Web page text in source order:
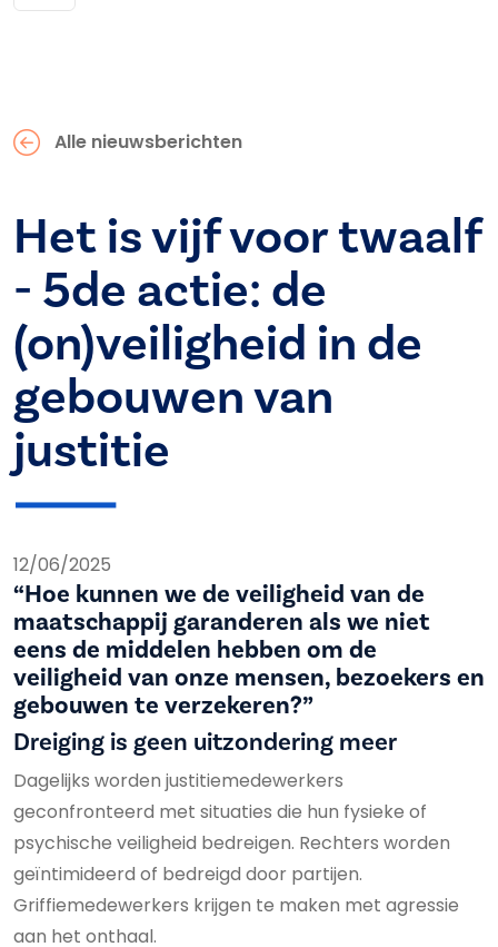
Alle nieuwsberichten
Het is vijf voor twaalf
- 5de actie: de
(on)veiligheid in de
gebouwen van
justitie
12/06/2025
“Hoe kunnen we de veiligheid van de
maatschappij garanderen als we niet
eens de middelen hebben om de
veiligheid van onze mensen, bezoekers en
gebouwen te verzekeren?”
Dreiging is geen uitzondering meer
Dagelijks worden justitiemedewerkers
geconfronteerd met situaties die hun fysieke of
psychische veiligheid bedreigen. Rechters worden
geïntimideerd of bedreigd door partijen.
Griffiemedewerkers krijgen te maken met agressie
aan het onthaal.